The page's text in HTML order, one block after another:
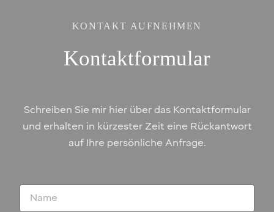
KONTAKT AUFNEHMEN
Kontaktformular
Schreiben Sie mir hier über das Kontaktformular
und erhalten in kürzester Zeit eine Rückantwort
auf Ihre persönliche Anfrage.